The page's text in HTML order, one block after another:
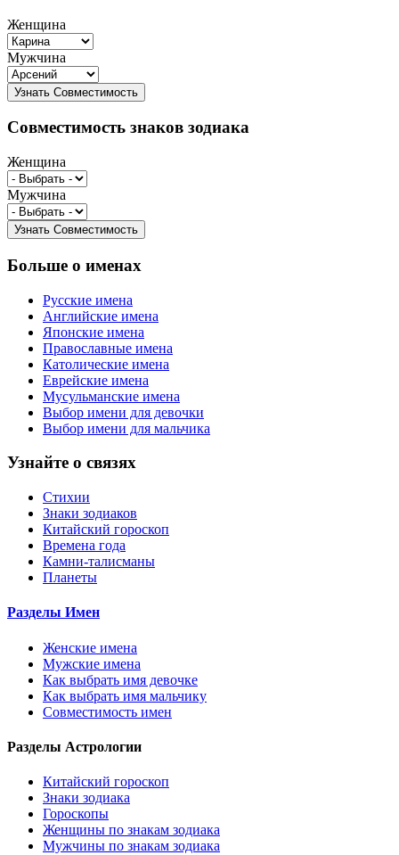
Женщина
Мужчина
Совместимость знаков зодиака
Женщина
Мужчина
Больше о именах
Русские имена
Английские имена
Японские имена
Православные имена
Католические имена
Еврейские имена
Мусульманские имена
Выбор имени для девочки
Выбор имени для мальчика
Узнайте о связях
Стихии
Знаки зодиаков
Китайский гороскоп
Времена года
Камни-талисманы
Планеты
Разделы Имен
Женские имена
Мужские имена
Как выбрать имя девочке
Как выбрать имя мальчику
Совместимость имен
Разделы Астрологии
Китайский гороскоп
Знаки зодиака
Гороскопы
Женщины по знакам зодиака
Мужчины по знакам зодиака